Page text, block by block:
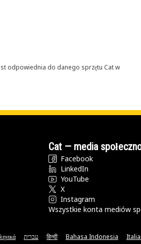
odpowiednia do danego sprzętu Cat w
Cat — media
Facebook
LinkedIn
YouTube
X
Instagram
Wszystkie konta mediów
עברית हिन्दी Bahasa Indonesia